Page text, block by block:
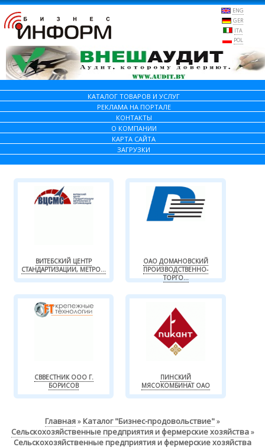
ENG
GER
ITA
POL
КАТАЛОГ ТОВАРОВ И УСЛУГ
РЕКЛАМА НА ПОРТАЛЕ
КОНТАКТЫ
О КОМПАНИИ
КАРТА САЙТА
ЗАГРУЗКИ
ВИТЕБСКИЙ ЦЕНТР
СТАНДАРТИЗАЦИИ, МЕТРО...
ОАО ДОМАНОВСКИЙ
ПРОИЗВОДСТВЕННО-
ТОРГО...
СВВЕСТНИК ООО Г.
БОРИСОВ
ПИНСКИЙ
МЯСОКОМБИНАТ ОАО
Главная» Каталог "Бизнес-продовольствие"»
Сельскохозяйственные предприятия и фермерские хозяйства»
Сельскохозяйственные предприятия и фермерские хозяйства